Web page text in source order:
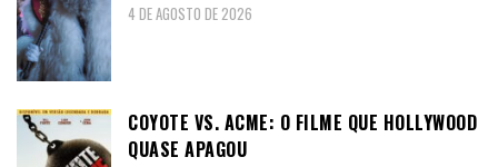
4 DE AGOSTO DE 2026
COYOTE VS. ACME: O FILME QUE HOLLYWOOD
QUASE APAGOU